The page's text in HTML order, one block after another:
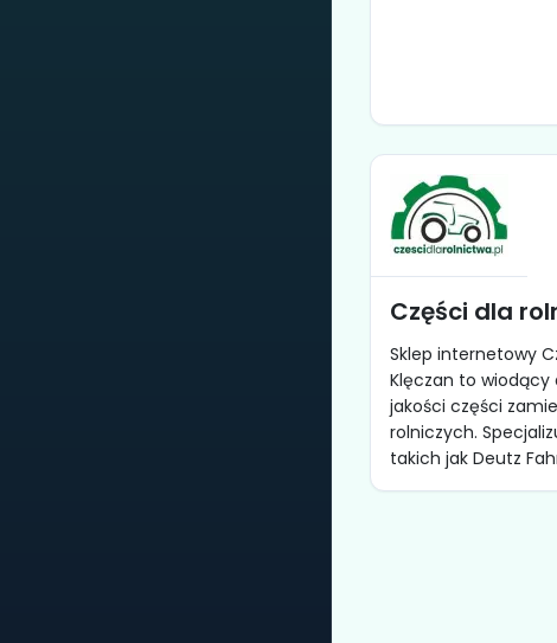
Części dla
Sklep internetowy
Klęczan to wiodący
jakości części
rolniczych.
takich jak Deutz